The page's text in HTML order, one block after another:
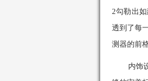
2勾勒出
透到了每
测器的前
内饰